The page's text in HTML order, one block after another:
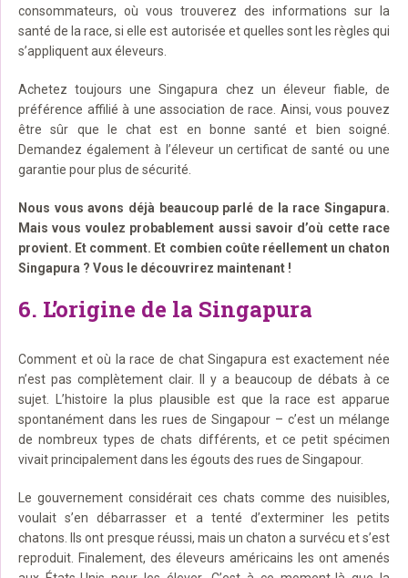
consommateurs, où vous trouverez des informations sur la
santé de la race, si elle est autorisée et quelles sont les règles qui
s’appliquent aux éleveurs.
Achetez toujours une Singapura chez un éleveur fiable, de
préférence affilié à une association de race. Ainsi, vous pouvez
être sûr que le chat est en bonne santé et bien soigné.
Demandez également à l’éleveur un certificat de santé ou une
garantie pour plus de sécurité.
Nous vous avons déjà beaucoup parlé de la race Singapura.
Mais vous voulez probablement aussi savoir d’où cette race
provient. Et comment. Et combien coûte réellement un chaton
Singapura ? Vous le découvrirez maintenant !
6. L’origine de la Singapura
Comment et où la race de chat Singapura est exactement née
n’est pas complètement clair. Il y a beaucoup de débats à ce
sujet. L’histoire la plus plausible est que la race est apparue
spontanément dans les rues de Singapour – c’est un mélange
de nombreux types de chats différents, et ce petit spécimen
vivait principalement dans les égouts des rues de Singapour.
Le gouvernement considérait ces chats comme des nuisibles,
voulait s’en débarrasser et a tenté d’exterminer les petits
chatons. Ils ont presque réussi, mais un chaton a survécu et s’est
reproduit. Finalement, des éleveurs américains les ont amenés